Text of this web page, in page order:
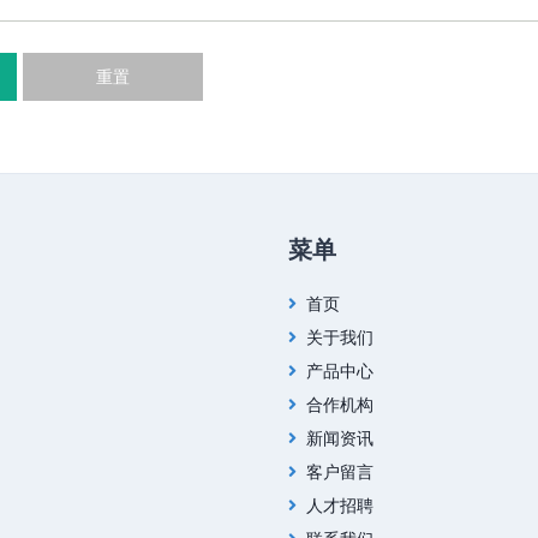
重置
菜单
首页
关于我们
产品中心
合作机构
新闻资讯
客户留言
人才招聘